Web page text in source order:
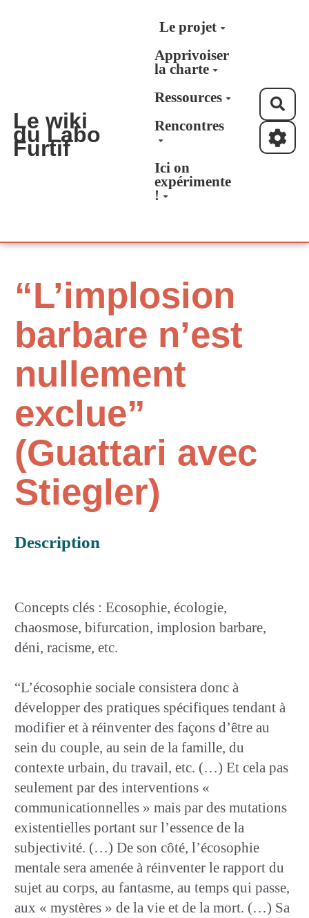
Aller au contenu principal
Le wiki
du Labo
Furtif
Le projet
Apprivoiser
la charte
Ressources
Rencontres
Ici on
expérimente
!
“L’implosion
barbare n’est
nullement
exclue”
(Guattari avec
Stiegler)
Description
Concepts clés : Ecosophie, écologie,
chaosmose, bifurcation, implosion barbare,
déni, racisme, etc.
“L’écosophie sociale consistera donc à
développer des pratiques spécifiques tendant à
modifier et à réinventer des façons d’être au
sein du couple, au sein de la famille, du
contexte urbain, du travail, etc. (…) Et cela pas
seulement par des interventions «
communicationnelles » mais par des mutations
existentielles portant sur l’essence de la
subjectivité. (…) De son côté, l’écosophie
mentale sera amenée à réinventer le rapport du
sujet au corps, au fantasme, au temps qui passe,
aux « mystères » de la vie et de la mort. (…) Sa